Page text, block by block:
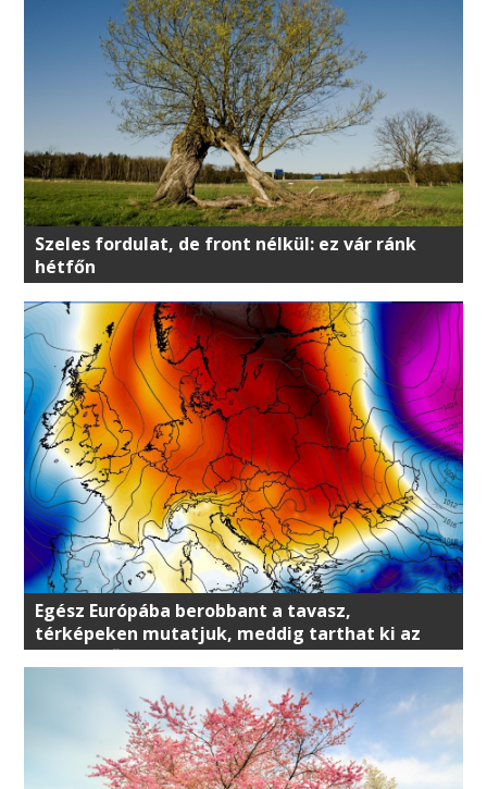
Szeles fordulat, de front nélkül: ez vár ránk
hétfőn
Egész Európába berobbant a tavasz,
térképeken mutatjuk, meddig tarthat ki az
enyhe idő